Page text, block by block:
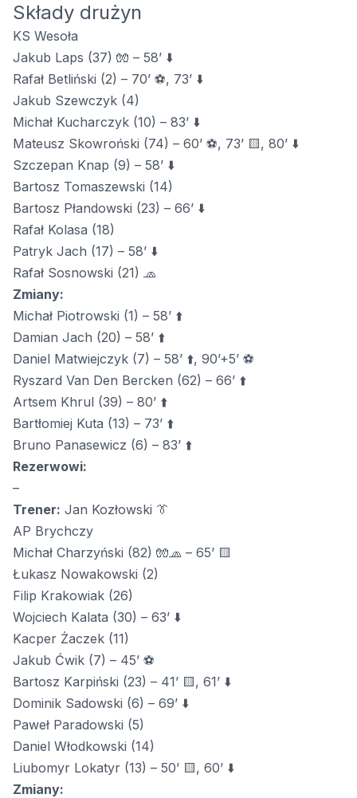
Składy drużyn
KS Wesoła
Jakub Laps (37) 🧤 – 58’ ⬇️
Rafał Betliński (2) – 70’ ⚽, 73’ ⬇️
Jakub Szewczyk (4)
Michał Kucharczyk (10) – 83’ ⬇️
Mateusz Skowroński (74) – 60’ ⚽, 73’ 🟨, 80’ ⬇️
Szczepan Knap (9) – 58’ ⬇️
Bartosz Tomaszewski (14)
Bartosz Płandowski (23) – 66’ ⬇️
Rafał Kolasa (18)
Patryk Jach (17) – 58’ ⬇️
Rafał Sosnowski (21) 🧢
Zmiany:
Michał Piotrowski (1) – 58’ ⬆️
Damian Jach (20) – 58’ ⬆️
Daniel Matwiejczyk (7) – 58’ ⬆️, 90’+5’ ⚽
Ryszard Van Den Bercken (62) – 66’ ⬆️
Artsem Khrul (39) – 80’ ⬆️
Bartłomiej Kuta (13) – 73’ ⬆️
Bruno Panasewicz (6) – 83’ ⬆️
Rezerwowi:
–
Trener: Jan Kozłowski 👔
AP Brychczy
Michał Charzyński (82) 🧤🧢 – 65’ 🟨
Łukasz Nowakowski (2)
Filip Krakowiak (26)
Wojciech Kalata (30) – 63’ ⬇️
Kacper Żaczek (11)
Jakub Ćwik (7) – 45’ ⚽
Bartosz Karpiński (23) – 41’ 🟨, 61’ ⬇️
Dominik Sadowski (6) – 69’ ⬇️
Paweł Paradowski (5)
Daniel Włodkowski (14)
Liubomyr Lokatyr (13) – 50’ 🟨, 60’ ⬇️
Zmiany: